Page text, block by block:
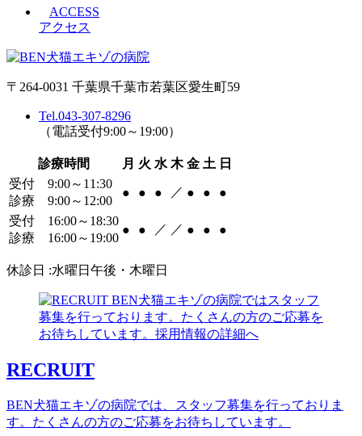
ACCESS
アクセス
〒264-0031 千葉県千葉市若葉区愛生町59
Tel.043-307-8296
（電話受付9:00～19:00）
診療時間 月 火 水 木 金 土 日
受付 9:00～11:30
診療 9:00～12:00
● ● ● ／ ● ● ●
受付 16:00～18:30
診療 16:00～19:00
● ● ／ ／ ● ● ●
休診日 :水曜日午後・木曜日
RECRUIT
BEN犬猫エキゾの病院では、スタッフ募集を行っておりま
す。たくさんの方のご応募をお待ちしています。